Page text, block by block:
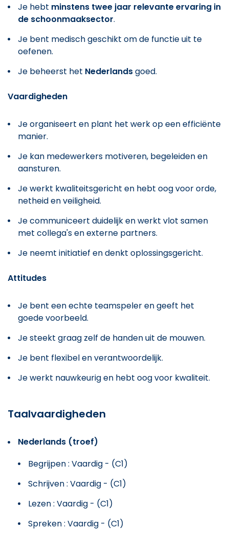
Je hebt minstens twee jaar relevante ervaring in
de schoonmaaksector.
Je bent medisch geschikt om de functie uit te
oefenen.
Je beheerst het Nederlandsgoed.
Vaardigheden
Je organiseert en plant het werk op een efficiënte
manier.
Je kan medewerkers motiveren, begeleiden en
aansturen.
Je werkt kwaliteitsgericht en hebt oog voor orde,
netheid en veiligheid.
Je communiceert duidelijk en werkt vlot samen
met collega's en externe partners.
Je neemt initiatief en denkt oplossingsgericht.
Attitudes
Je bent een echte teamspeler en geeft het
goede voorbeeld.
Je steekt graag zelf de handen uit de mouwen.
Je bent flexibel en verantwoordelijk.
Je werkt nauwkeurig en hebt oog voor kwaliteit.
Taalvaardigheden
Nederlands (troef)
Begrijpen : Vaardig - (C1)
Schrijven : Vaardig - (C1)
Lezen : Vaardig - (C1)
Spreken : Vaardig - (C1)